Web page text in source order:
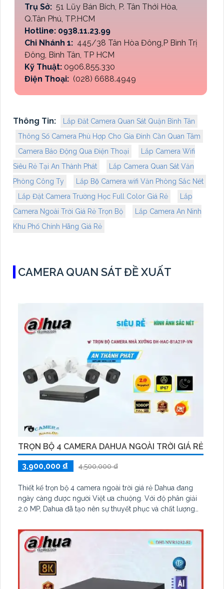
Trụ Sở: 51 Lũy Bán Bích, P. Tân Thới Hòa,
Q.Tân Phú, TP.HCM
Hotline: 0938.11.23.99
Chi Nhánh 1: 445/38 Tân Hòa Đông,P Bình Trị
Đông, Bình Tân, TP HCM
Kỹ Thuật: 0906.855.330
Điện Thoại: (028) 6688.4949
Thông Tin:
Lắp Đăt Camera Quan Sát Quận Bình Tân
Thông Số Camera Phù Hợp Cho Gia Đình Cần Quan Tâm
Camera Báo Động Qua Điện Thoại
Lắp Camera Wifi
Siêu Rẻ Tại An Thành Phát
Lắp Camera Quan Sát Văn
Phòng Công Ty
Lắp Bộ Camera wifi Văn Phòng Sắc Nét
Lắp Đặt Camera Trường Học Full Color Giá Rẻ
Lắp
Camera Ngoài Trời Giá Rẻ Trọn Bộ
Lắp Camera An Ninh
Khu Phố Chính Hãng Giá Rẻ
CAMERA QUAN SÁT ĐỀ XUẤT
TRỌN BỘ 4 CAMERA DAHUA NGOÀI TRỜI GIÁ RẺ
3,900,000 ₫ 4,500,000 ₫
Thiết kế trọn bộ 4 camera ngoài trời giá rẻ Dahua đang
ngày càng được người Việt ưa chuộng. Với độ phân giải
2.0 MP, Dahua đã tạo nên sự thuyết phục và chất lượng
hợp khiến cho người tiêu dùng yên tâm và hài lòng với
sản phẩm